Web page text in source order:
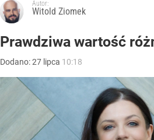
Autor:
Witold Ziomek
Prawdziwa wartość
Dodano:27 lipca 10:18